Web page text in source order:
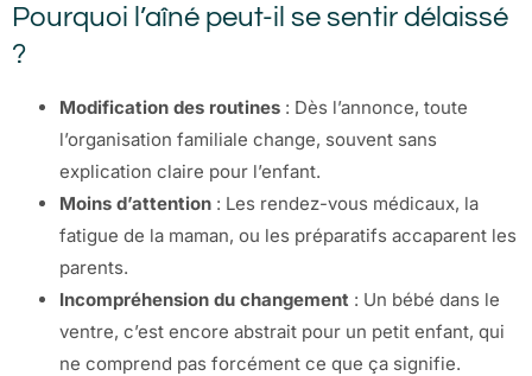
Pourquoi l’aîné peut-il se sentir délaissé
?
Modification des routines : Dès l’annonce, toute
l’organisation familiale change, souvent sans
explication claire pour l’enfant.
Moins d’attention : Les rendez-vous médicaux, la
fatigue de la maman, ou les préparatifs accaparent les
parents.
Incompréhension du changement : Un bébé dans le
ventre, c’est encore abstrait pour un petit enfant, qui
ne comprend pas forcément ce que ça signifie.